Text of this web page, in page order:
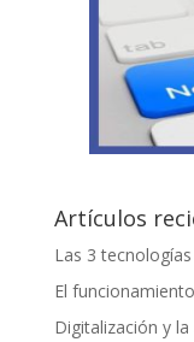
Artículos
Las 3
El
Digitalización y